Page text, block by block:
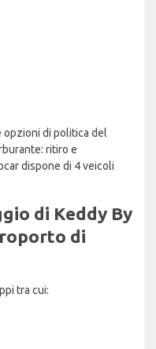
opzioni di politica del
ritiro e
dispone di 4 veicoli
di Keddy By
di
tra cui: